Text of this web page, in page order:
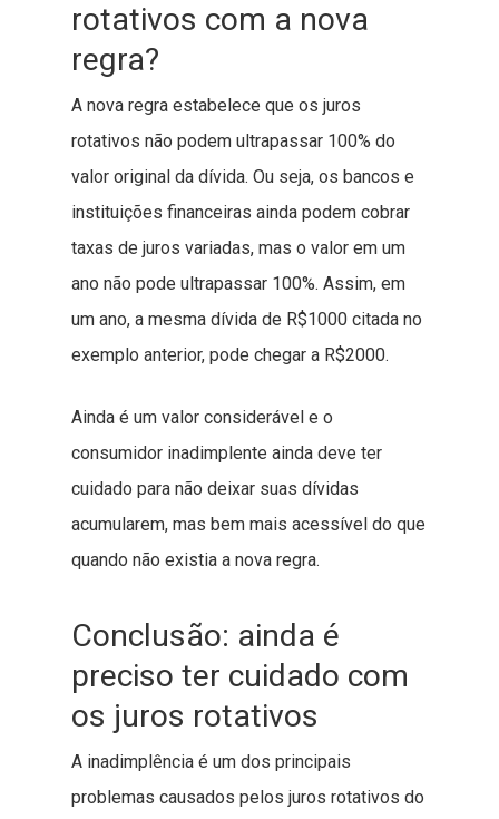
rotativos com a nova
regra?
A nova regra estabelece que os juros
rotativos não podem ultrapassar 100% do
valor original da dívida. Ou seja, os bancos e
instituições financeiras ainda podem cobrar
taxas de juros variadas, mas o valor em um
ano não pode ultrapassar 100%. Assim, em
um ano, a mesma dívida de R$1000 citada no
exemplo anterior, pode chegar a R$2000.
Ainda é um valor considerável e o
consumidor inadimplente ainda deve ter
cuidado para não deixar suas dívidas
acumularem, mas bem mais acessível do que
quando não existia a nova regra.
Conclusão: ainda é
preciso ter cuidado com
os juros rotativos
A inadimplência é um dos principais
problemas causados pelos juros rotativos do